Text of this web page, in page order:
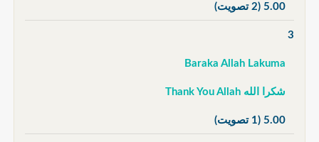
5.00 (2 تصويت)
3
Baraka Allah Lakuma
شكرا الله Thank You Allah
5.00 (1 تصويت)